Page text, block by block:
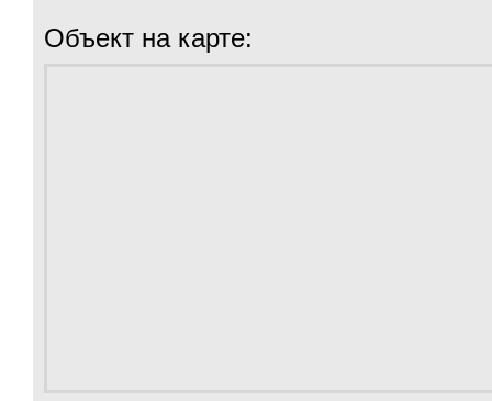
Объект на карте: